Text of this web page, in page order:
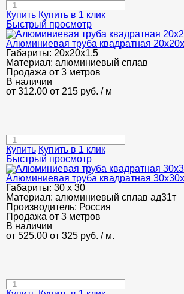
Купить Купить в 1 клик
Быстрый просмотр
Алюминиевая труба квадратная
Габариты: 20х20х1,5
Материал: алюминиевый сплав
Продажа от 3 метров
В наличии
от 312.00 от 215 руб. / м
Купить Купить в 1 клик
Быстрый просмотр
Алюминиевая труба квадратная
Габариты: 30 х 30
Материал: алюминиевый сплав ад31т
Производитель: Россия
Продажа от 3 метров
В наличии
от 525.00 от 325 руб. / м.